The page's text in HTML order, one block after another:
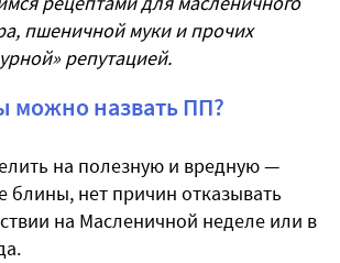
пшеничной муки и прочих
репутацией.
можно назвать ПП?
на полезную и вредную —
блины, нет причин отказывать
на Масленичной неделе или в